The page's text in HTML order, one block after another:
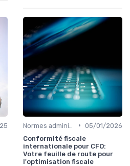
• 05/01/2026
Conformité fiscale
internationale pour CFO:
Votre feuille de route pour
l'optimisation fiscale